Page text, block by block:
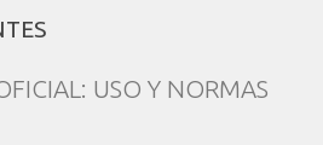
USO Y NORMAS